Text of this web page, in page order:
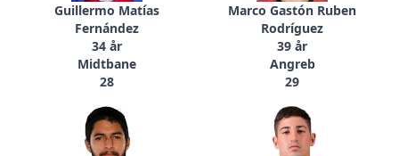
Guillermo Matías
Fernández
34 år
Midtbane
28
Marco Gastón Ruben
Rodríguez
39 år
Angreb
29